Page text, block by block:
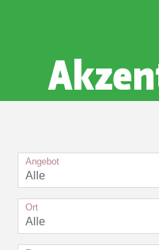
Sophia Care
Angebot
Alle
Ort
Alle